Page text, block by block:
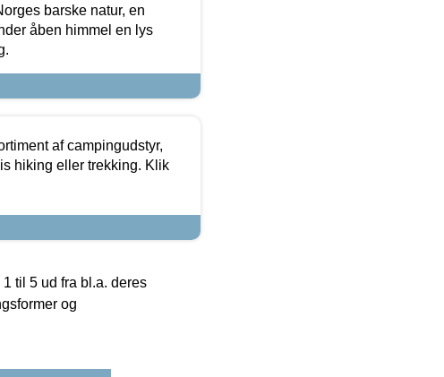
barske natur, en
åben himmel en lys
af campingudstyr,
hiking eller trekking. Klik
til 5 ud fra bl.a. deres
og